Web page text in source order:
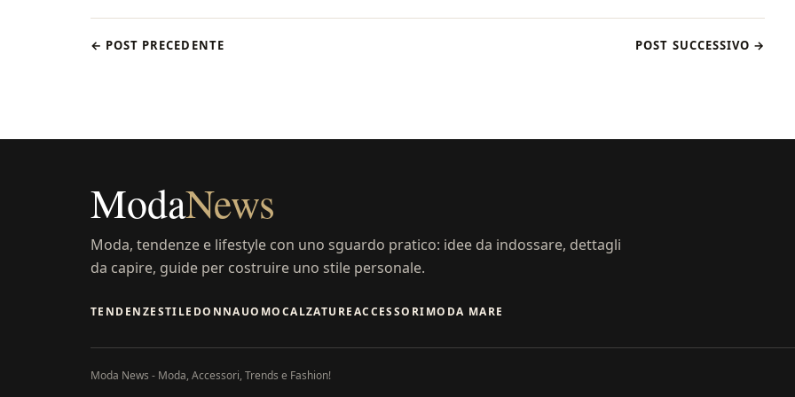
← POST PRECEDENTE POST SUCCESSIVO →
ModaNews
Moda, tendenze e lifestyle con uno sguardo pratico: idee da indossare, dettagli
da capire, guide per costruire uno stile personale.
TENDENZESTILE DONNAUOMOCALZATUREACCESSORIMODA MARE
Moda News - Moda, Accessori, Trends e Fashion!